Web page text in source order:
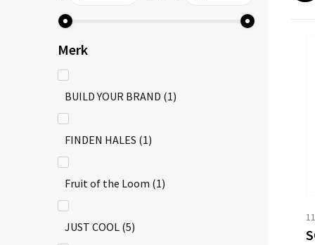
Merk
BUILD YOUR BRAND (1)
FINDEN HALES (1)
Fruit of the Loom (1)
JUST COOL (5)